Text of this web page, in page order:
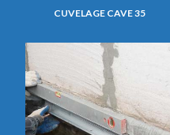
CUVELAGE CAVE 35